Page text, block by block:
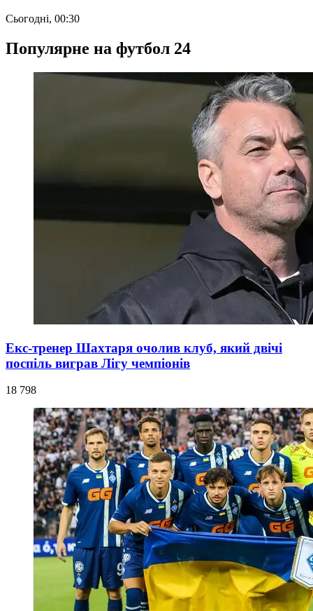
Сьогодні, 00:30
Популярне на футбол 24
Екс-тренер Шахтаря очолив клуб, який двічі
поспіль виграв Лігу чемпіонів
18 798